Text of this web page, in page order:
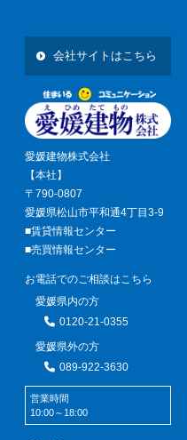
会社サイトはこちら
愛媛建物株式会社
【本社】
〒790-0807
愛媛県松山市平和通4丁目3-9
■賃貸情報センター
■売買情報センター
お電話でのご相談はこちら
愛媛県内の方
0120-21-0355
愛媛県外の方
089-922-3630
営業時間
10:00～18:00